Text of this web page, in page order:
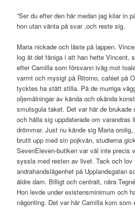
”Ser du efter den här medan jag kilar in
hon utan vänta på svar ,och reste sig.
Maria nickade och läste på lappen.
log åt det fåniga i att han hette Vincent,
efter Camilla som försvann iväg mot
varmt och mysigt på Ritorno, caféet på
tycktes ha stått stilla. På de murriga
oljemålningar av kända och okända
smutsgula taket. Det var här de brukade
och hålla sig uppdaterade om varandras
drömmar. Just nu kände sig Maria
brutit upp med sin pojkvän, studierna
SevenEleven-butiken var väl inte precis
syssla med resten av livet. Tack och lov
andrahandslägenhet på Upplandsgatan
äldre dam. Billigt och centralt, nära
Hon levde under existensminimum och
någonting. Det var här Camilla kom som